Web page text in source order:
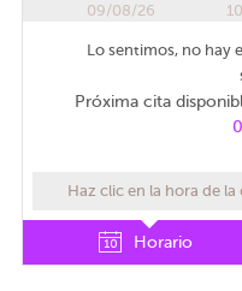
09/08/26
Lo sentimos, no hay
Próxima cita
Haz clic en la hora de
Horario